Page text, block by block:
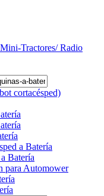
Tractores/ Radio
cortacésped)
a Batería
Batería
para Automower